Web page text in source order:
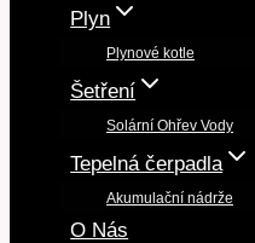
Plyn
Plynové kotle
Šetření
Solární Ohřev Vody
Tepelná čerpadla
Akumulační nádrže
O Nás